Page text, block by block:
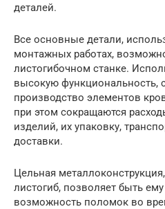
деталей.
Все основные детали,
монтажных работах,
листогибочном станке.
высокую функциональность,
производство элементов
при этом сокращаются
изделий, их упаковку,
доставки.
Цельная
листогиб, позволяет быть
возможность поломок во